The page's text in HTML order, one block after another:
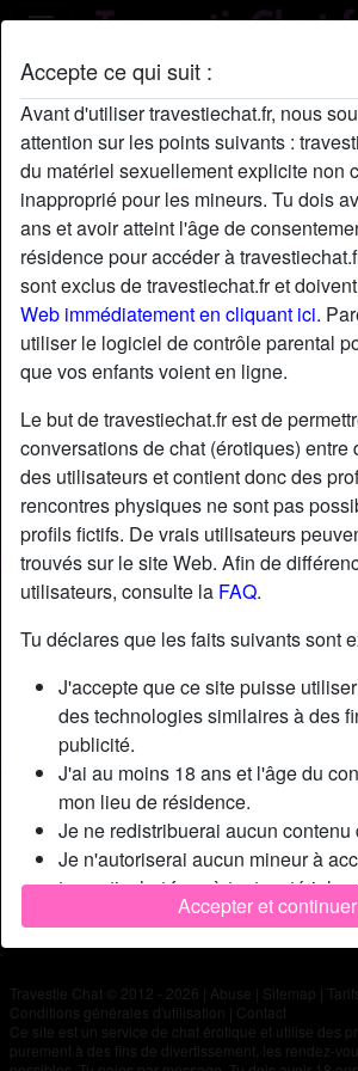
Accepte ce qui suit :
Avant d'utiliser travestiechat.fr, nous
attention sur les points suivants :
du matériel sexuellement explicite non
inapproprié pour les mineurs. Tu dois
ans et avoir atteint l'âge de
résidence pour accéder à
sont exclus de travestiechat.fr et doivent
Web immédiatement en cliquant ici.
utiliser le logiciel de contrôle parental
que vos enfants voient en ligne.
Le but de travestiechat.fr est de
conversations de chat (érotiques) entre
des utilisateurs et contient donc des
rencontres physiques ne sont pas
profils fictifs. De vrais utilisateurs
trouvés sur le site Web. Afin de
utilisateurs, consulte la FAQ.
Tu déclares que les faits suivants sont
J'accepte que ce site puisse
des technologies similaires à des
publicité.
J'ai au moins 18 ans et l'âge du
mon lieu de résidence.
Je ne redistribuerai aucun contenu
Je n'autoriserai aucun mineur à
travestiechat.fr ou à tout matériel
Tout contenu que je consulte ou
travestiechat.fr est destiné à mon
Je n'ai pas été contacté par les
matériel, et je choisis volontiers
le télécharger.
Accepter et continuer
Profil de Gilou76440
starAjouter
Nickname:
Âge:
69
Département:
Seine-
Sexe:
Homme
Description
N'a pas encore saisi de description
Cherche
N'a spécifié aucune préférence
Travestie Chat © 2012 - 2026 Abuse Sitemap
Conditions générales d'utilisation
Contact
Ce site est un service de chat érotique et utilise des
purement à des fins de divertissement, les rendez-